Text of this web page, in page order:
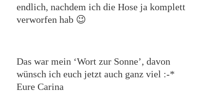
endlich, nachdem ich die Hose ja komplett
verworfen hab 😉
Das war mein ‘Wort zur Sonne’, davon
wünsch ich euch jetzt auch ganz viel :-*
Eure Carina